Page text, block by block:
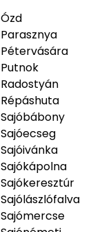
Ózd
Parasznya
Pétervására
Putnok
Radostyán
Répáshuta
Sajóbábony
Sajóecseg
Sajóivánka
Sajókápolna
Sajókeresztúr
Sajólászlófalva
Sajómercse